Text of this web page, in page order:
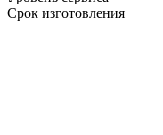
Срок изготовления